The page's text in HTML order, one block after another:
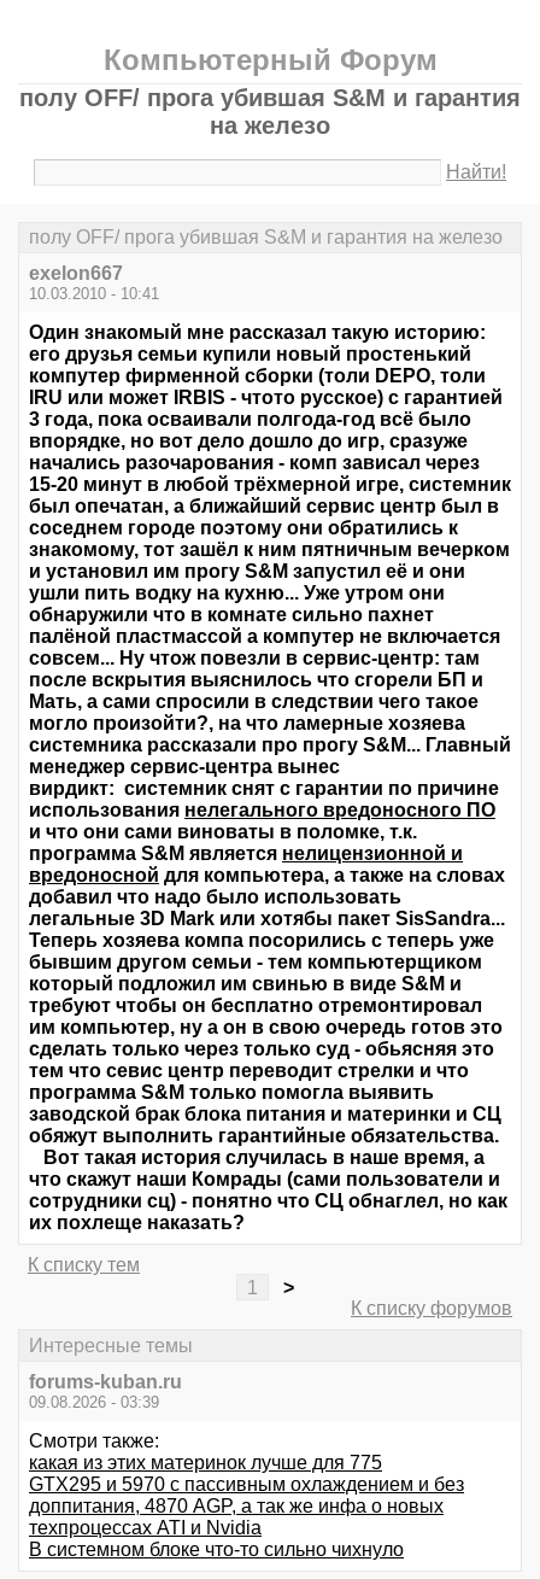
Компьютерный Форум
полу OFF/ прога убившая S&M и гарантия
на железо
Найти!
полу OFF/ прога убившая S&M и гарантия на железо
exelon667
10.03.2010 - 10:41
Один знакомый мне рассказал такую историю:
его друзья семьи купили новый простенький
компутер фирменной сборки (толи DEPO, толи
IRU или может IRBIS - чтото русское) с гарантией
3 года, пока осваивали полгода-год всё было
впорядке, но вот дело дошло до игр, сразуже
начались разочарования - комп зависал через
15-20 минут в любой трёхмерной игре, системник
был опечатан, а ближайший сервис центр был в
соседнем городе поэтому они обратились к
знакомому, тот зашёл к ним пятничным вечерком
и установил им прогу S&M запустил её и они
ушли пить водку на кухню... Уже утром они
обнаружили что в комнате сильно пахнет
палёной пластмассой а компутер не включается
совсем... Ну чтож повезли в сервис-центр: там
после вскрытия выяснилось что сгорели БП и
Мать, а сами спросили в следствии чего такое
могло произойти?, на что ламерные хозяева
системника рассказали про прогу S&M... Главный
менеджер сервис-центра вынес
вирдикт: системник снят с гарантии по причине
использования нелегального вредоносного ПО
и что они сами виноваты в поломке, т.к.
программа S&M является нелицензионной и
вредоносной для компьютера, а также на словах
добавил что надо было использовать
легальные 3D Mark или хотябы пакет SisSandra...
Теперь хозяева компа посорились с теперь уже
бывшим другом семьи - тем компьютерщиком
который подложил им свинью в виде S&M и
требуют чтобы он бесплатно отремонтировал
им компьютер, ну а он в свою очередь готов это
сделать только через только суд - обьясняя это
тем что севис центр переводит стрелки и что
программа S&M только помогла выявить
заводской брак блока питания и материнки и СЦ
обяжут выполнить гарантийные обязательства.
Вот такая история случилась в наше время, а
что скажут наши Комрады (сами пользователи и
сотрудники сц) - понятно что СЦ обнаглел, но как
их похлеще наказать?
К списку тем
1
>
К списку форумов
Интересные темы
forums-kuban.ru
09.08.2026 - 03:39
Смотри также:
какая из этих материнок лучше для 775
GTX295 и 5970 с пассивным охлаждением и без
доппитания, 4870 AGP, а так же инфа о новых
техпроцессах ATI и Nvidia
В системном блоке что-то сильно чихнуло